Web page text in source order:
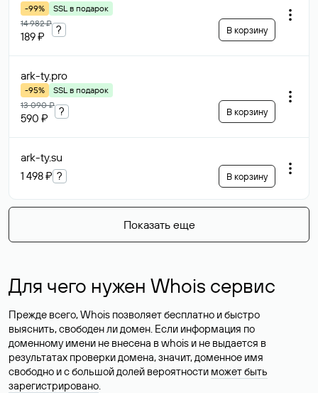
-99%
SSL в подарок
14 982 ₽
189 ₽
? В корзину
ark-ty.pro
-95%
SSL в подарок
13 090 ₽
590 ₽
? В корзину
ark-ty.su
1 498 ₽ ? В корзину
Показать еще
Для чего нужен Whois сервис
Прежде всего, Whois позволяет бесплатно и быстро
выяснить, свободен ли домен. Если информация по
доменному имени не внесена в whois и не выдается в
результатах проверки домена, значит, доменное имя
свободно и с большой долей вероятности может быть
зарегистрировано.